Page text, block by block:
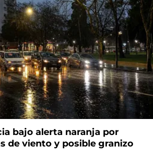
bajo alerta naranja por
de viento y posible granizo